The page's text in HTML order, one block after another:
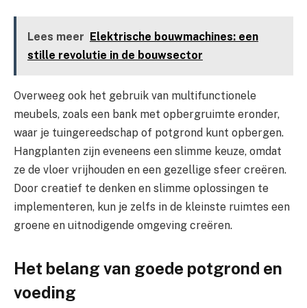
Lees meer
Elektrische bouwmachines: een
stille revolutie in de bouwsector
Overweeg ook het gebruik van multifunctionele
meubels, zoals een bank met opbergruimte eronder,
waar je tuingereedschap of potgrond kunt opbergen.
Hangplanten zijn eveneens een slimme keuze, omdat
ze de vloer vrijhouden en een gezellige sfeer creëren.
Door creatief te denken en slimme oplossingen te
implementeren, kun je zelfs in de kleinste ruimtes een
groene en uitnodigende omgeving creëren.
Het belang van goede potgrond en
voeding